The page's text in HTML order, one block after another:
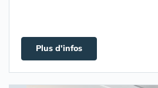
Plus d'infos